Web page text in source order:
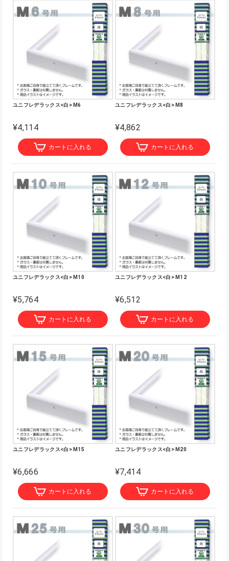
ユニフレデラックス<白> M6
¥4,114
カートに入れる
ユニフレデラックス<白> M8
¥4,862
カートに入れる
ユニフレデラックス<白> M10
¥5,764
カートに入れる
ユニフレデラックス<白> M12
¥6,512
カートに入れる
ユニフレデラックス<白> M15
¥6,666
カートに入れる
ユニフレデラックス<白> M20
¥7,414
カートに入れる